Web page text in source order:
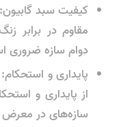
کیفیت سبد
دوام سازه ضروری
پایداری و
از پایداری و
سازه‌های در معرض